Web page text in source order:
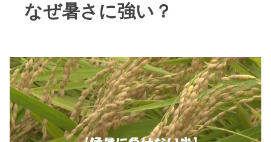
なぜ暑さに強い？